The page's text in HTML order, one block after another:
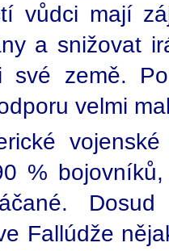
vůdci mají
a snižovat
své země.
velmi
%
Fallúdže